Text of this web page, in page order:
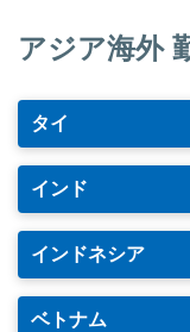
アジア海外
タイ
インド
インドネシア
ベトナム